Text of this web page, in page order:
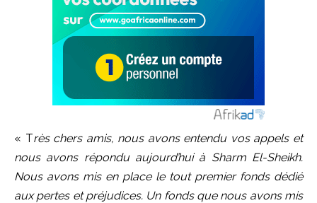
« Très chers amis, nous avons entendu vos appels et
nous avons répondu aujourd’hui à Sharm El-Sheikh.
Nous avons mis en place le tout premier fonds dédié
aux pertes et préjudices. Un fonds que nous avons mis